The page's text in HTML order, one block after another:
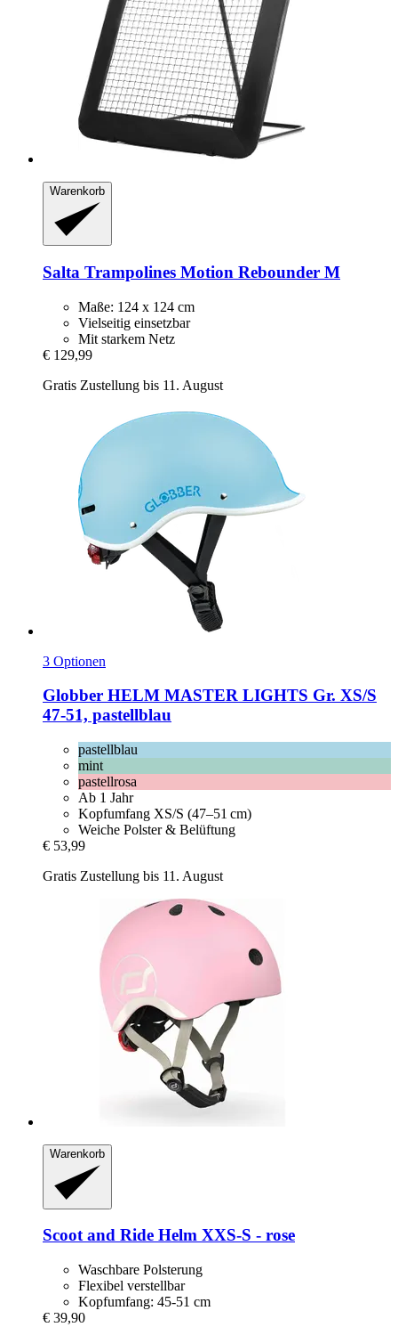
Warenkorb
Salta Trampolines Motion Rebounder M
Maße: 124 x 124 cm
Vielseitig einsetzbar
Mit starkem Netz
€ 129,99
Gratis Zustellung bis 11. August
3 Optionen
Globber HELM MASTER LIGHTS Gr. XS/S
47-​51, pastellblau
pastellblau
mint
pastellrosa
Ab 1 Jahr
Kopfumfang XS/S (47–51 cm)
Weiche Polster & Belüftung
€ 53,99
Gratis Zustellung bis 11. August
Warenkorb
Scoot and Ride Helm XXS-​S -​ rose
Waschbare Polsterung
Flexibel verstellbar
Kopfumfang: 45-51 cm
€ 39,90